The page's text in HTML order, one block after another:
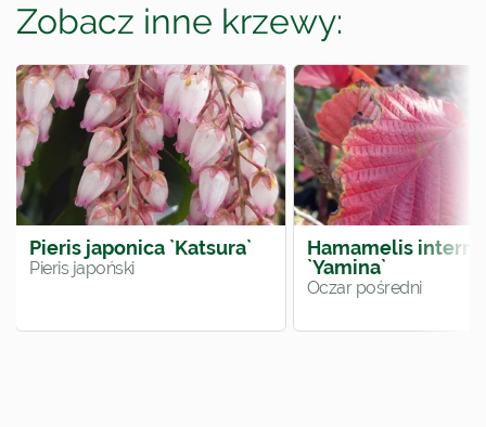
Zobacz inne krzewy:
Pieris japonica `Katsura`
Pieris japoński
Hamamelis
`Yamina`
Oczar pośredni